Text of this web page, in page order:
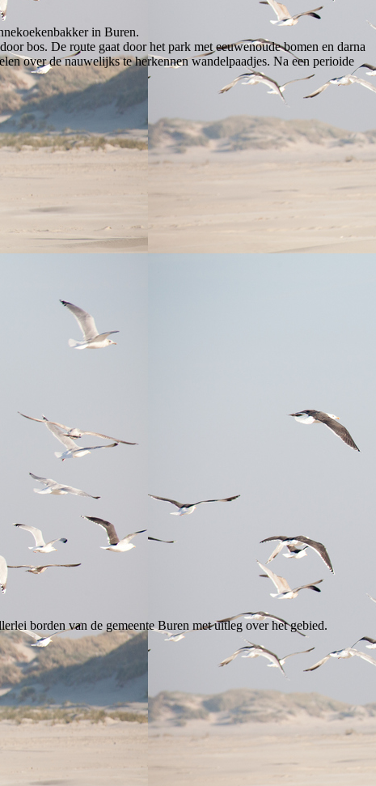
in Buren.
bos. De route gaat door het park met eeuwenoude bomen en darna
over de nauwelijks te herkennen wandelpaadjes. Na een perioide
borden van de gemeente Buren met uitleg over het gebied.